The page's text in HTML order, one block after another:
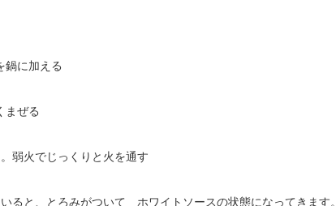
に加える
ぜる
弱火でじっくりと火を通す
ると、とろみがついて ホワイトソースの状態になってきます。